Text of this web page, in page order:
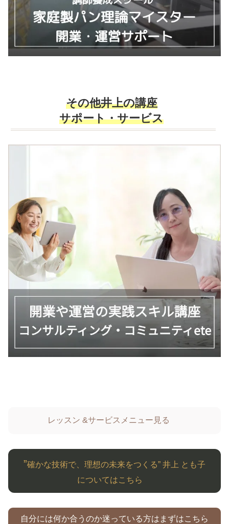
その他井上の講座
サポート・サービス
レッスン &サービスメニュー見る
”確かな技術で、理想の未来をつくる” 井上 とも子
についてはこちら
自分には何か合うのか迷っている方はまずはこちら